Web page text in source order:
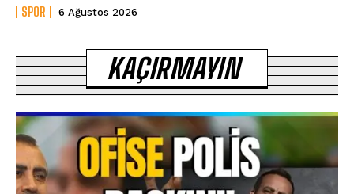
SPOR 6 Ağustos 2026
KAÇIRMAYIN